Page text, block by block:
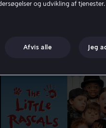
og udvikling af tjenester.
Afvis alle Jeg